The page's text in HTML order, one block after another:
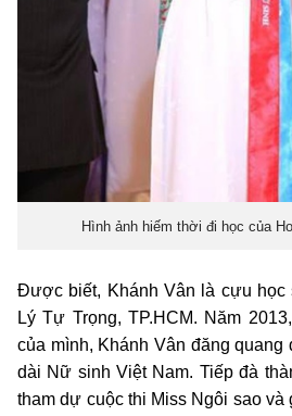
Hình ảnh hiếm thời đi học của
Được biết, Khánh Vân là cựu học
Lý Tự Trọng, TP.HCM. Năm
của mình, Khánh Vân đăng
dài Nữ sinh Việt Nam. Tiếp đà
tham dự cuộc thi Miss Ngôi sao và